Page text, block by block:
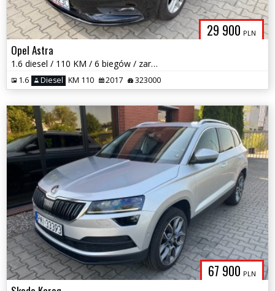
29 900 PLN
Opel Astra
1.6 diesel / 110 KM / 6 biegów / zarej w PL / zadbany /możliwa zamiana
1.6 Diesel KM 110 2017 323000
67 900 PLN